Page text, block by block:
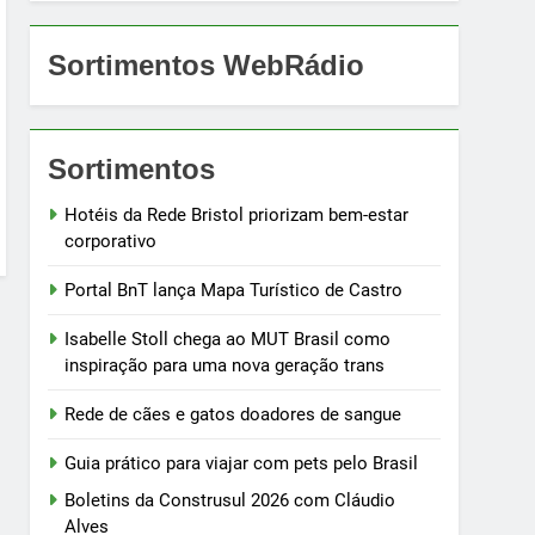
Sortimentos WebRádio
Sortimentos
Hotéis da Rede Bristol priorizam bem-estar
corporativo
Portal BnT lança Mapa Turístico de Castro
Isabelle Stoll chega ao MUT Brasil como
inspiração para uma nova geração trans
Rede de cães e gatos doadores de sangue
Guia prático para viajar com pets pelo Brasil
Boletins da Construsul 2026 com Cláudio
Alves